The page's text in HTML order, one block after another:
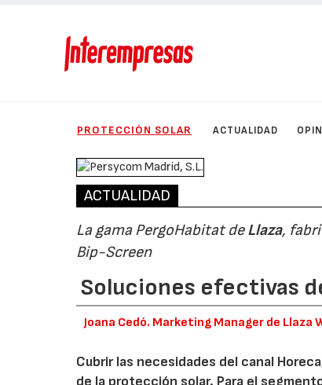
PROTECCIÓN SOLAR ACTUALIDAD
ACTUALIDAD
La gama PergoHabitat deLlaza,
Bip-Screen
Soluciones efectivas
Joana Cedó. Marketing Manager de Llaza
Cubrir las necesidades del canal